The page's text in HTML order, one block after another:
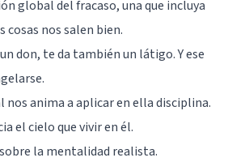
global del fracaso, una que incluya
cosas nos salen bien.
don, te da también un látigo. Y ese
nos anima a aplicar en ella disciplina.
el cielo que vivir en él.
la mentalidad realista.